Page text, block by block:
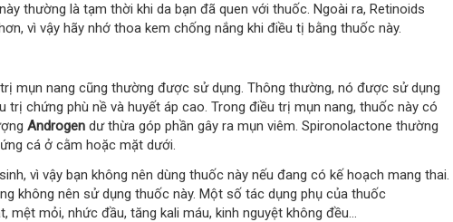
thường là tạm thời khi da bạn đã quen với thuốc. Ngoài ra, Retinoids
vì vậy hãy nhớ thoa kem chống nắng khi điều tị bằng thuốc này.
mụn nang cũng thường được sử dụng. Thông thường, nó được sử dụng
chứng phù nề và huyết áp cao. Trong điều trị mụn nang, thuốc này có
Androgen dư thừa góp phần gây ra mụn viêm. Spironolactone thường
cá ở cằm hoặc mặt dưới.
vì vậy bạn không nên dùng thuốc này nếu đang có kế hoạch mang thai.
không nên sử dụng thuốc này. Một số tác dụng phụ của thuốc
mệt mỏi, nhức đầu, tăng kali máu, kinh nguyệt không đều...